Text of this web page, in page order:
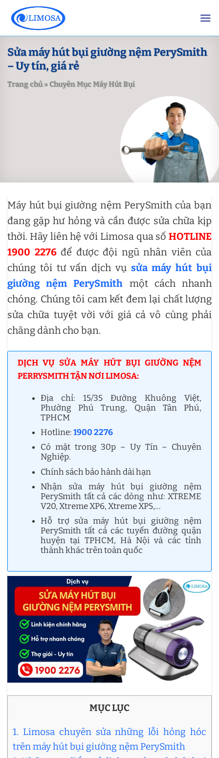
content
Sửa máy hút bụi giường nệm PerySmith
– Uy tín, giá rẻ
Trang chủ»Chuyên Mục Máy Hút Bụi
Máy hút bụi giường nệm PerySmith của bạn
đang gặp hư hỏng và cần được sửa chữa kịp
thời. Hãy liên hệ với Limosa qua số HOTLINE
1900 2276để được đội ngũ nhân viên của
chúng tôi tư vấn dịch vụ sửa máy hút bụi
giường nệm PerySmith một cách nhanh
chóng. Chúng tôi cam kết đem lại chất lượng
sửa chữa tuyệt vời với giá cả vô cùng phải
chăng dành cho bạn.
DỊCH VỤ SỬA MÁY HÚT BỤI GIƯỜNG NỆM
PERRYSMITH TẬN NƠI LIMOSA:
Địa chỉ: 15/35 Đường Khuông Việt,
Phường Phú Trung, Quận Tân Phú,
TPHCM
Hotline:1900 2276
Có mặt trong 30p – Uy Tín – Chuyên
Nghiệp.
Chính sách bảo hành dài hạn
Nhận sửa máy hút bụi giường nệm
PerySmith tất cả các dòng như: XTREME
V20, Xtreme XP6, Xtreme XP5,…
Hỗ trợ sửa máy hút bụi giường nệm
PerySmith tất cả các tuyến đường quận
huyện tại TPHCM, Hà Nội và các tỉnh
thành khác trên toàn quốc
MỤC LỤC
1. Limosa chuyên sửa những lỗi hỏng hóc
trên máy hút bụi giường nệm PerySmith